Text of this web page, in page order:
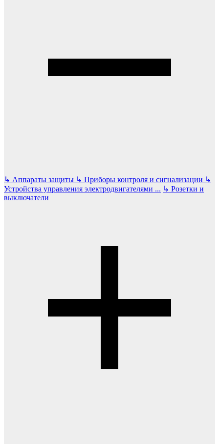
↳ Аппараты защиты ↳ Приборы контроля и сигнализации ↳
Устройства управления электродвигателями ... ↳ Розетки и
выключатели